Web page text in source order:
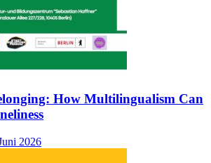
How Multilingualism Can
2026